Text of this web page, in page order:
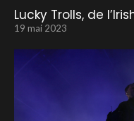
Lucky Trolls, de
19 mai 2023